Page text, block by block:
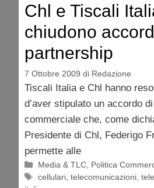
Chl e Tiscali
chiudono
partnership
7 Ottobre 2009 di Redazione
Tiscali Italia e Chl hanno
d’aver stipulato un accordo
commerciale che, come
Presidente di Chl, Federigo
permette alle
Categorie
Media & TLC Politica
Tag
cellulari ,telecomunicazioni ,